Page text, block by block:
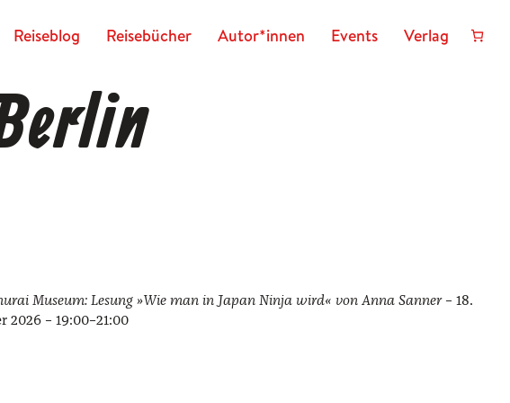
Rei­se­blog Reisebücher Autor*innen Events Verlag
Muse­um: Lesung »Wie man in Japan Nin­ja wird« von Anna San­ner– 18.
2026 – 19:00–21:00